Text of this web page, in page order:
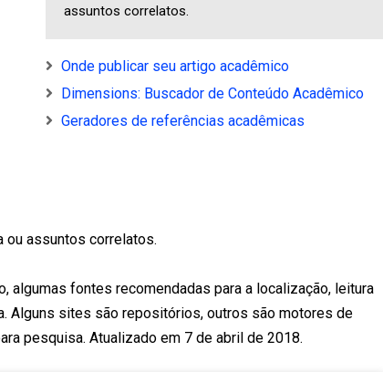
assuntos correlatos.
Onde publicar seu artigo acadêmico
Dimensions: Buscador de Conteúdo Acadêmico
Geradores de referências acadêmicas
ou assuntos correlatos.
algumas fontes recomendadas para a localização, leitura
Alguns sites são repositórios, outros são motores de
pesquisa. Atualizado em 7 de abril de 2018.